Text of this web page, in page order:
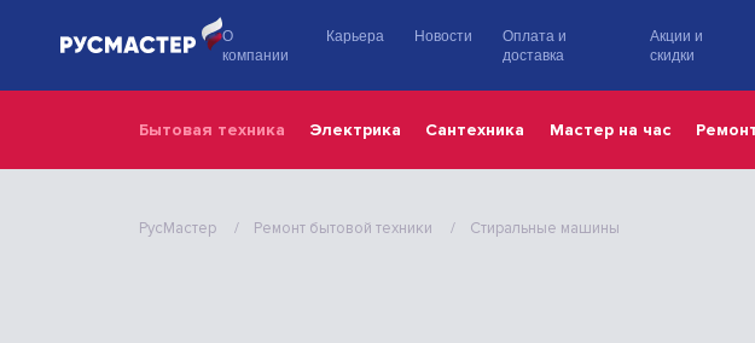
О
компании
Карьера Новости
Оплата и
доставка
Акции и
скидки
Бытовая техника Электрика Сантехника Мастер на час
РусМастер Ремонт бытовой техники Стиральные машины